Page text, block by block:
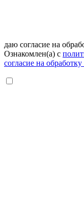
даю согласие на
Ознакомлен(а) с
согласие на